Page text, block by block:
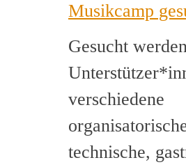
Musikcamp
Gesucht
verschiedene
technische,